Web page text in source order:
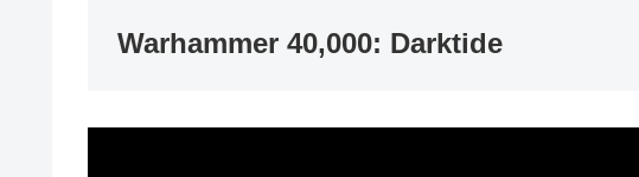
Warhammer 40,000: Darktide